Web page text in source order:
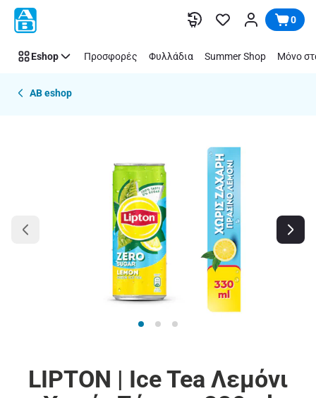
Παράλειψη 0
Eshop Προσφορές Φυλλάδια Summer Shop Μόνο
AB eshop
LIPTON | Ice Tea Λεμόνι